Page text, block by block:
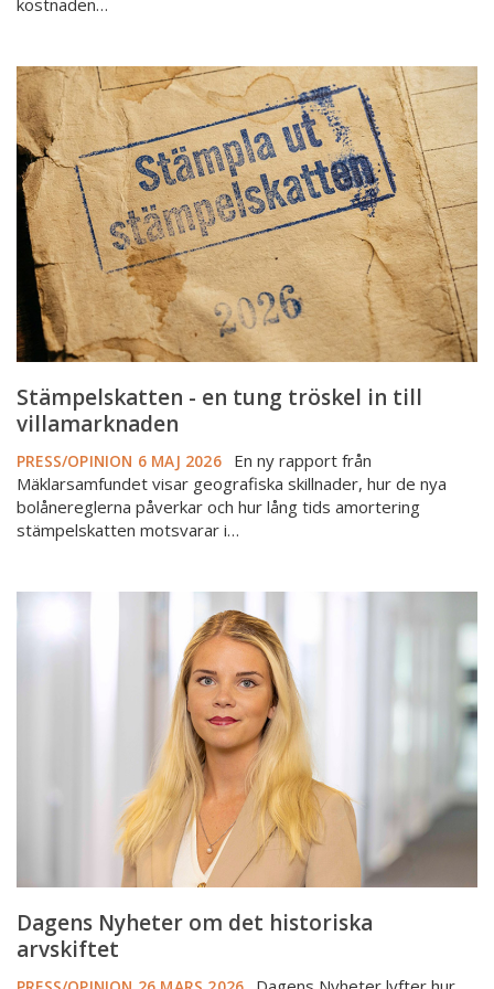
kostnaden…
Stämpelskatten
en
tung
tröskel
villamarknaden
Stämpelskatten - en tung tröskel in till
villamarknaden
PRESS/OPINION 6 MAJ 2026
En ny rapport från
Mäklarsamfundet visar geografiska skillnader, hur de nya
bolånereglerna påverkar och hur lång tids amortering
stämpelskatten motsvarar i…
Dagens
Dagens Nyheter om det historiska
arvskiftet